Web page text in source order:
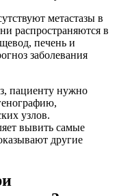
метастазы в
распространяются в
печень и
заболевания
пациенту нужно
узлов.
вывить самые
другие